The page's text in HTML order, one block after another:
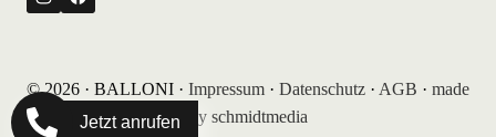
© 2026 · BALLONI · Impressum · Datenschutz · AGB · made
by schmidtmedia
Jetzt anrufen